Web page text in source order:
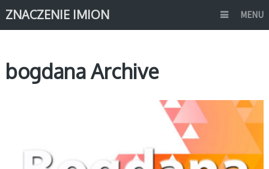
ZNACZENIE IMION MENU
bogdana Archive